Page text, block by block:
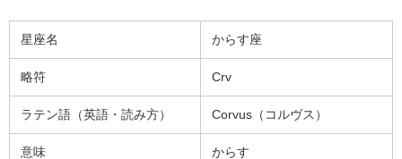
星座名 からす座
略符 Crv
ラテン語（英語・読み方） Corvus（コルヴス）
意味 からす